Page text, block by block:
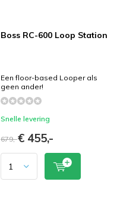
Boss RC-600 Loop Station
Een floor-based Looper als
geen ander!
Snelle levering
679,-€ 455,-